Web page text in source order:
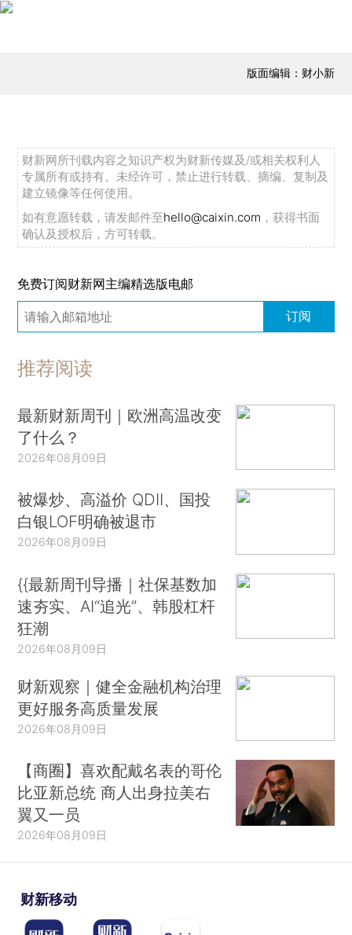
版面编辑：财小新
财新网所刊载内容之知识产权为财新传媒及/或相关权利人
专属所有或持有。未经许可，禁止进行转载、摘编、复制及
建立镜像等任何使用。
如有意愿转载，请发邮件至hello@caixin.com ，获得书面
确认及授权后，方可转载。
免费订阅财新网主编精选版电邮
订阅
推荐阅读
最新财新周刊｜欧洲高温改变
了什么？
2026年08月09日
被爆炒、高溢价 QDII、国投
白银LOF明确被退市
2026年08月09日
{{最新周刊导播｜社保基数加
速夯实、AI“追光”、韩股杠杆
狂潮
2026年08月09日
财新观察｜健全金融机构治理
更好服务高质量发展
2026年08月09日
【商圈】喜欢配戴名表的哥伦
比亚新总统 商人出身拉美右
翼又一员
2026年08月09日
财新移动